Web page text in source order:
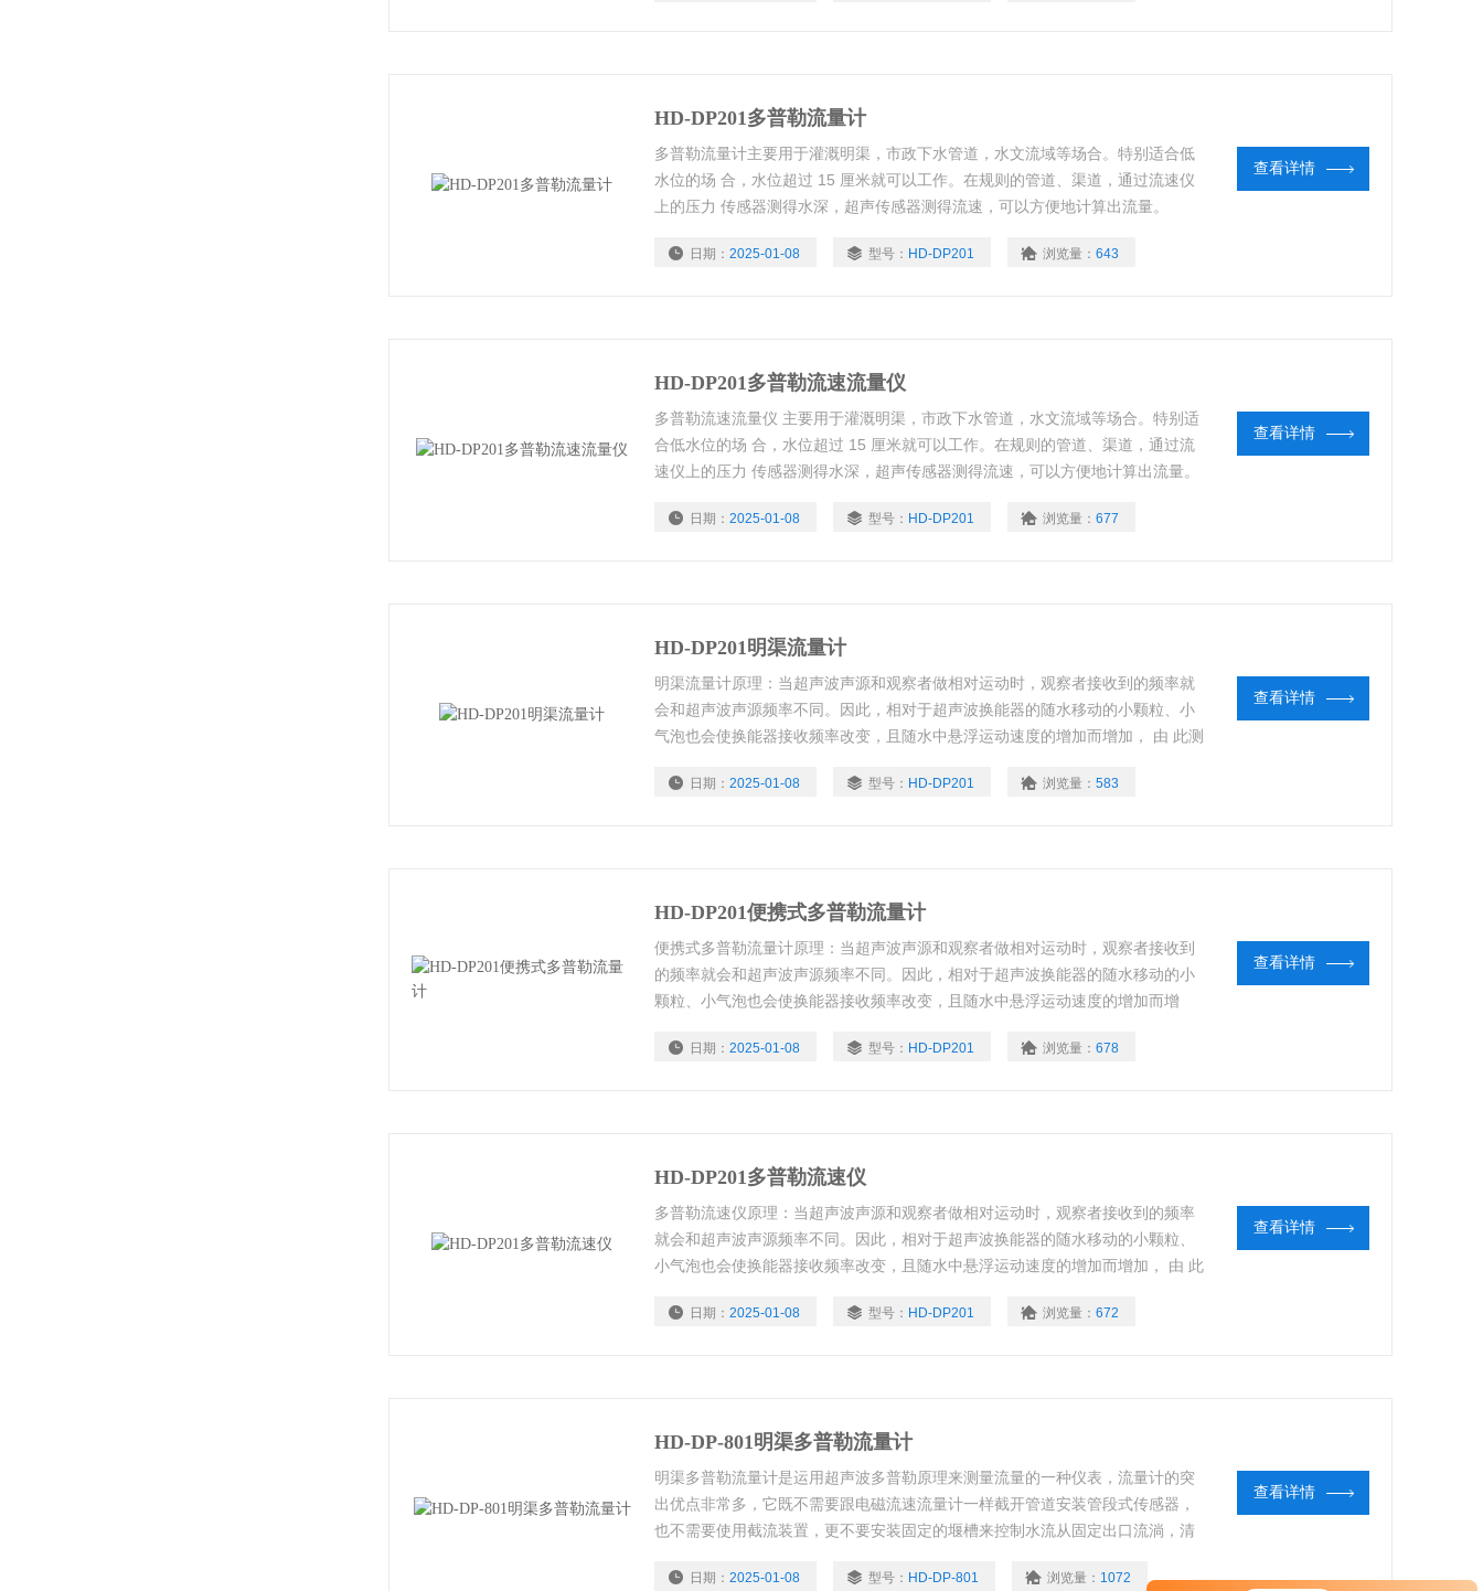
HD-DP201多普勒流量计
多普勒流量计主要用于灌溉明渠，市政下水管道，水文流域等场合。特别适合低
水位的场 合，水位超过 15 厘米就可以工作。在规则的管道、渠道，通过流速仪
上的压力 传感器测得水深，超声传感器测得流速，可以方便地计算出流量。
日期： 2025-01-08 型号： HD-DP201 浏览量： 643
查看详情
HD-DP201多普勒流速流量仪
多普勒流速流量仪 主要用于灌溉明渠，市政下水管道，水文流域等场合。特别适
合低水位的场 合，水位超过 15 厘米就可以工作。在规则的管道、渠道，通过流
速仪上的压力 传感器测得水深，超声传感器测得流速，可以方便地计算出流量。
日期： 2025-01-08 型号： HD-DP201 浏览量： 677
查看详情
HD-DP201明渠流量计
明渠流量计原理：当超声波声源和观察者做相对运动时，观察者接收到的频率就
会和超声波声源频率不同。因此，相对于超声波换能器的随水移动的小颗粒、小
气泡也会使换能器接收频率改变，且随水中悬浮运动速度的增加而增加， 由 此测
日期： 2025-01-08 型号： HD-DP201 浏览量： 583
查看详情
HD-DP201便携式多普勒流量计
便携式多普勒流量计原理：当超声波声源和观察者做相对运动时，观察者接收到
的频率就会和超声波声源频率不同。因此，相对于超声波换能器的随水移动的小
颗粒、小气泡也会使换能器接收频率改变，且随水中悬浮运动速度的增加而增
日期： 2025-01-08 型号： HD-DP201 浏览量： 678
查看详情
HD-DP201多普勒流速仪
多普勒流速仪原理：当超声波声源和观察者做相对运动时，观察者接收到的频率
就会和超声波声源频率不同。因此，相对于超声波换能器的随水移动的小颗粒、
小气泡也会使换能器接收频率改变，且随水中悬浮运动速度的增加而增加， 由 此
日期： 2025-01-08 型号： HD-DP201 浏览量： 672
查看详情
HD-DP-801明渠多普勒流量计
明渠多普勒流量计是运用超声波多普勒原理来测量流量的一种仪表，流量计的突
出优点非常多，它既不需要跟电磁流速流量计一样截开管道安装管段式传感器，
也不需要使用截流装置，更不要安装固定的堰槽来控制水流从固定出口流淌，清
日期： 2025-01-08 型号： HD-DP-801 浏览量： 1072
查看详情